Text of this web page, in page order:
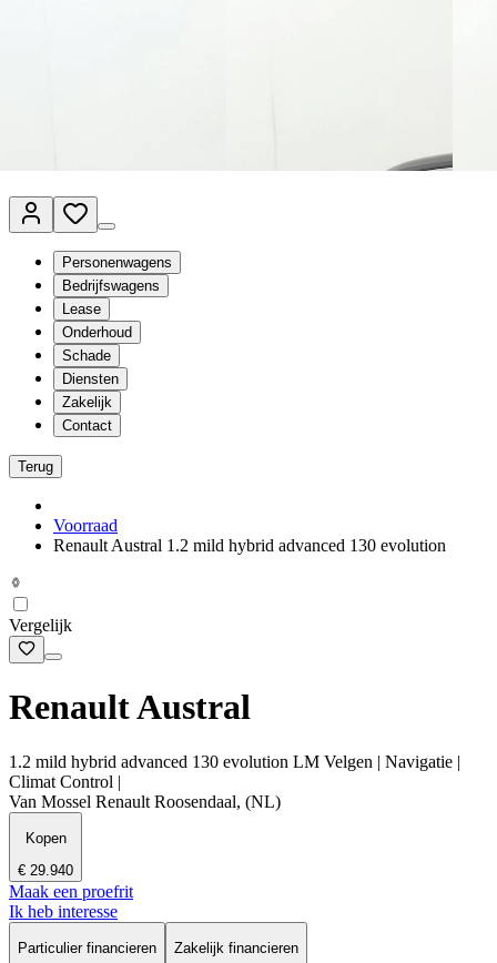
Personenwagens
Bedrijfswagens
Lease
Onderhoud
Schade
Diensten
Zakelijk
Contact
Terug
Voorraad
Renault Austral 1.2 mild hybrid advanced 130 evolution
Vergelijk
Renault Austral
1.2 mild hybrid advanced 130 evolution LM Velgen | Navigatie |
Climat Control |
Van Mossel Renault Roosendaal, (NL)
Kopen
€ 29.940
Maak een proefrit
Ik heb interesse
Particulier financieren
Zakelijk financieren